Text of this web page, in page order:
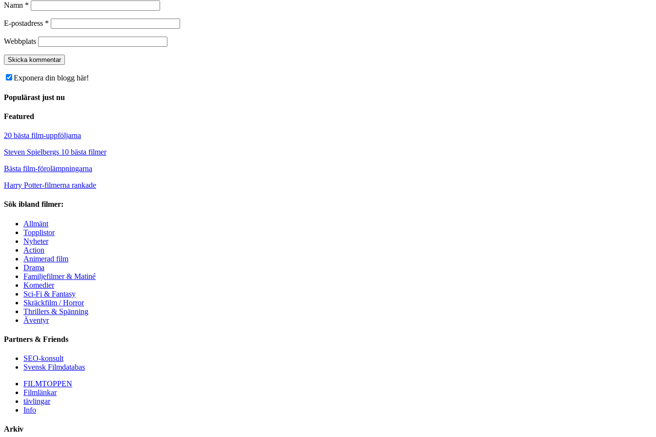
Namn *
E-postadress *
Webbplats
Exponera din blogg här!
Populärast just nu
Featured
20 bästa film-uppföljarna
Steven Spielbergs 10 bästa filmer
Bästa film-förolämpningarna
Harry Potter-filmerna rankade
Sök ibland filmer:
Allmänt
Topplistor
Nyheter
Action
Animerad film
Drama
Familjefilmer & Matiné
Komedier
Sci-Fi & Fantasy
Skräckfilm / Horror
Thrillers & Spänning
Äventyr
Partners & Friends
SEO-konsult
Svensk Filmdatabas
FILMTOPPEN
Filmlänkar
tävlingar
Info
Arkiv